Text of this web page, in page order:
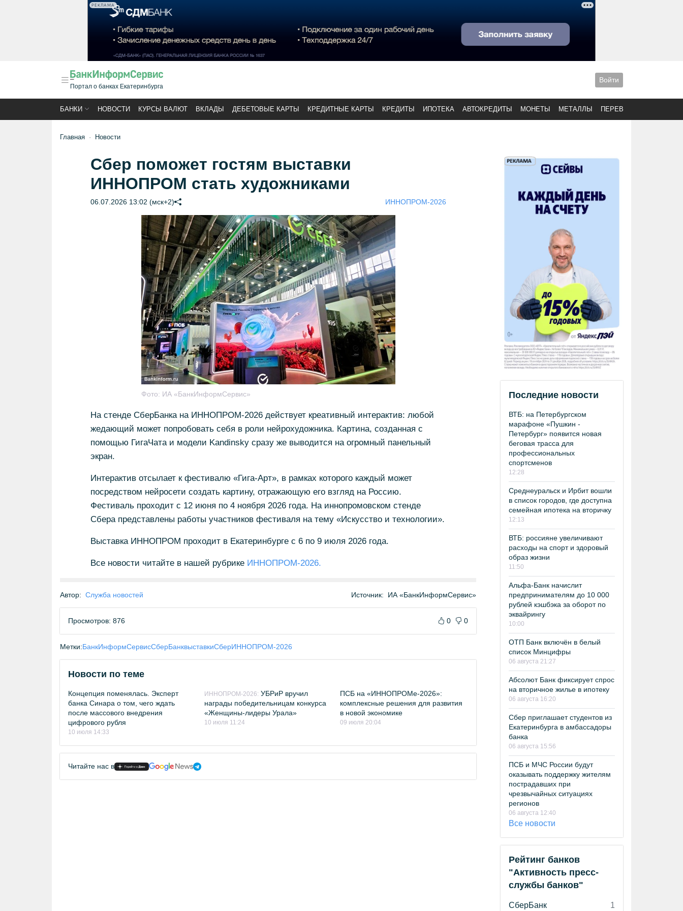
РЕКЛАМА
Портал о банках Екатеринбурга
Войти
БАНКИ НОВОСТИ КУРСЫ ВАЛЮТ ВКЛАДЫ ДЕБЕТОВЫЕ КАРТЫ КРЕДИТНЫЕ КАРТЫ КРЕДИТЫ ИПОТЕКА АВТОКРЕДИТЫ МОНЕТЫ МЕТАЛЛЫ ПЕРЕВОДЫ
Главная Новости
Сбер поможет гостям выставки
ИННОПРОМ стать художниками
06.07.2026 13:02 (мск+2) ИННОПРОМ-2026
Фото: ИА «БанкИнформСервис»
На стенде СберБанка на ИННОПРОМ-2026 действует креативный интерактив: любой
жедающий может попробовать себя в роли нейрохудожника. Картина, созданная с
помощью ГигаЧата и модели Kandinsky сразу же выводится на огромный панельный
экран.
Интерактив отсылает к фестивалю «Гига-Арт», в рамках которого каждый может
посредством нейросети создать картину, отражающую его взгляд на Россию.
Фестиваль проходит с 12 июня по 4 ноября 2026 года. На иннопромовском стенде
Сбера представлены работы участников фестиваля на тему «Искусство и технологии».
Выставка ИННОПРОМ проходит в Екатеринбурге с 6 по 9 июля 2026 года.
Все новости читайте в нашей рубрике ИННОПРОМ-2026.
Автор: Служба новостей Источник: ИА «БанкИнформСервис»
Просмотров: 876 0 0
Метки:БанкИнформСервисСберБанквыставкиСберИННОПРОМ-2026
Новости по теме
Концепция поменялась. Эксперт
банка Синара о том, чего ждать
после массового внедрения
цифрового рубля
10 июля 14:33
ИННОПРОМ-2026: УБРиР вручил
награды победительницам конкурса
«Женщины-лидеры Урала»
10 июля 11:24
ПСБ на «ИННОПРОМе-2026»:
комплексные решения для развития
в новой экономике
09 июля 20:04
Читайте нас в
Последние новости
ВТБ: на Петербургском
марафоне «Пушкин -
Петербург» появится новая
беговая трасса для
профессиональных
спортсменов
12:28
Среднеуральск и Ирбит вошли
в список городов, где доступна
семейная ипотека на вторичку
12:13
ВТБ: россияне увеличивают
расходы на спорт и здоровый
образ жизни
11:50
Альфа-Банк начислит
предпринимателям до 10 000
рублей кэшбэка за оборот по
эквайрингу
10:00
ОТП Банк включён в белый
список Минцифры
06 августа 21:27
Абсолют Банк фиксирует спрос
на вторичное жилье в ипотеку
06 августа 16:20
Сбер приглашает студентов из
Екатеринбурга в амбассадоры
банка
06 августа 15:56
ПСБ и МЧС России будут
оказывать поддержку жителям
пострадавших при
чрезвычайных ситуациях
регионов
06 августа 12:40
Все новости
Рейтинг банков
"Активность пресс-
службы банков"
СберБанк
1